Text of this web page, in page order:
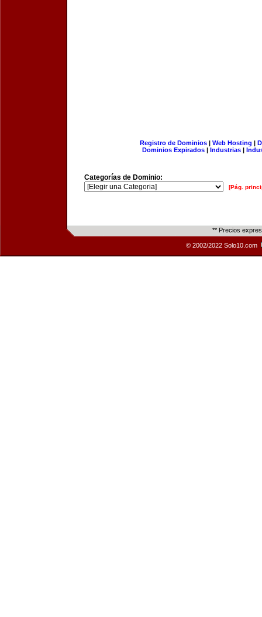
Registro de Dominios| Web Hosting |
Dominios Expirados | Industrias |
Categorías de Dominio:
[Pág.
** Precios
© 2002/2022 Solo10.com